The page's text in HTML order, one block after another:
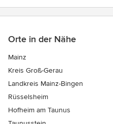
Orte in der Nähe
Mainz
Kreis Groß-Gerau
Landkreis Mainz-Bingen
Rüsselsheim
Hofheim am Taunus